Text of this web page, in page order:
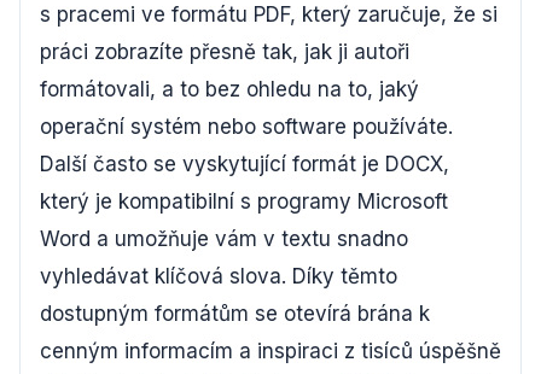
s pracemi ve formátu PDF, který zaručuje, že si
práci zobrazíte přesně tak, jak ji autoři
formátovali, a to bez ohledu na to, jaký
operační systém nebo software používáte.
Další často se vyskytující formát je DOCX,
který je kompatibilní s programy Microsoft
Word a umožňuje vám v textu snadno
vyhledávat klíčová slova. Díky těmto
dostupným formátům se otevírá brána k
cenným informacím a inspiraci z tisíců úspěšně